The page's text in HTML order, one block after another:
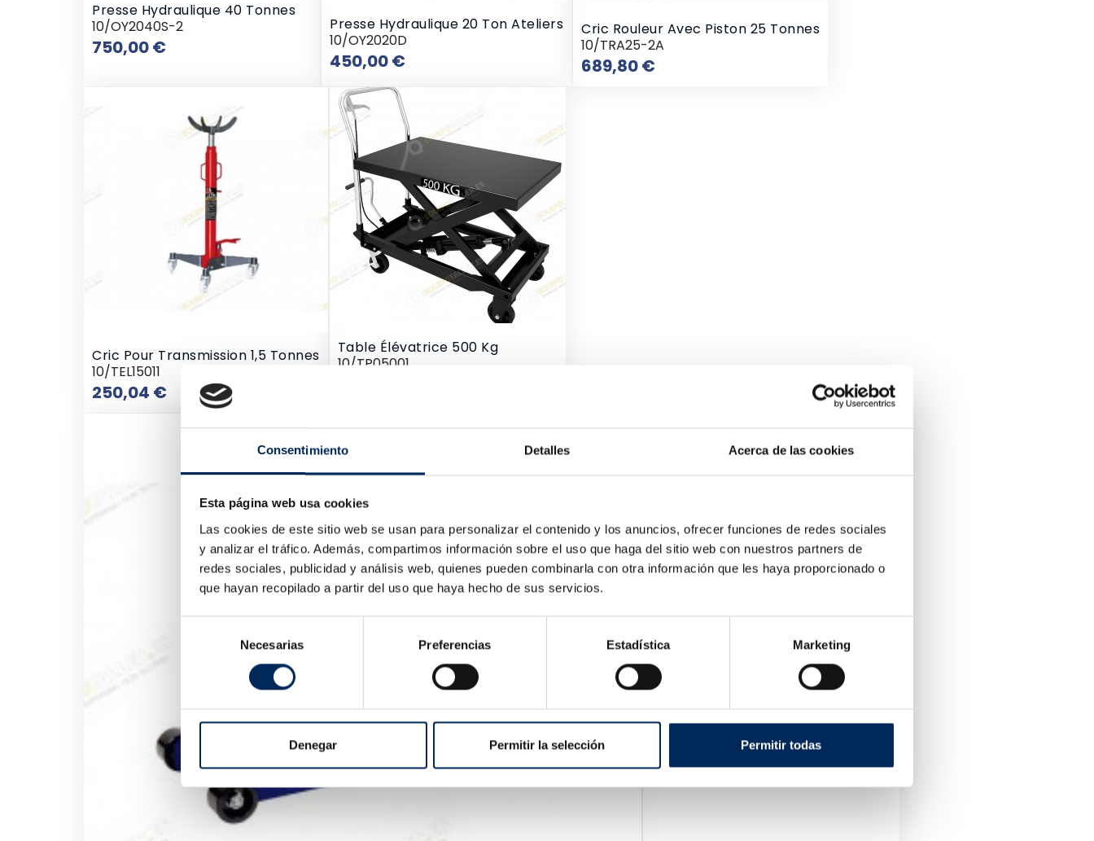
Consentimiento Detalles Acerca de las cookies
Esta página web usa cookies
Las cookies de este sitio web se usan para personalizar el contenido y los anuncios, ofrecer funciones de redes sociales
y analizar el tráfico. Además, compartimos información sobre el uso que haga del sitio web con nuestros partners de
redes sociales, publicidad y análisis web, quienes pueden combinarla con otra información que les haya proporcionado o
que hayan recopilado a partir del uso que haya hecho de sus servicios.
consentimiento
Necesarias Preferencias Estadística Marketing
Denegar Permitir la selección Permitir todas
Presse Hydraulique 40 Tonnes
10/OY2040S-2
750,00 €
Presse Hydraulique 20 Ton Ateliers
10/OY2020D
450,00 €
Cric Rouleur Avec Piston 25 Tonnes
10/TRA25-2A
689,80 €
Cric Pour Transmission 1,5 Tonnes
10/TEL15011
250,04 €Prix
Table Élévatrice 500 Kg
10/TP05001
Cric Rouleur Avec Piston 40 Tonnes
10/TRA40-2A
735,00 €Prix